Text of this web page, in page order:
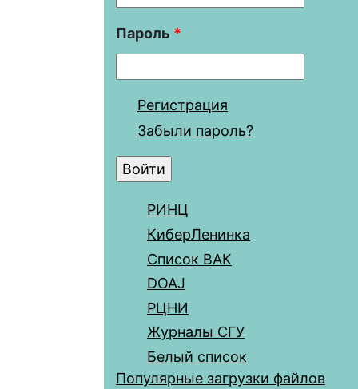
Пароль *
Регистрация
Забыли пароль?
РИНЦ
КиберЛенинка
Список ВАК
DOAJ
РЦНИ
Журналы СГУ
Белый список
Популярные загрузки файлов